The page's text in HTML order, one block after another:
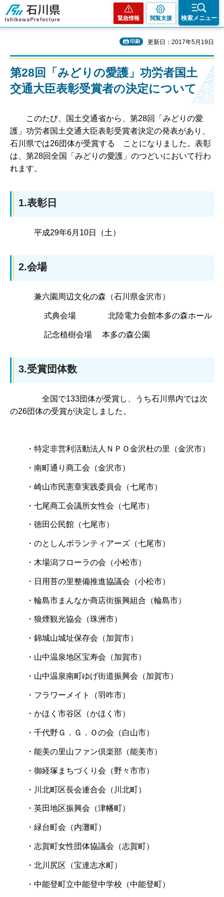
石川県
緊急情報 閲覧支援 検索メニュー
印刷 更新日：2017年5月19日
第28回「みどりの愛護」功労者国土
交通大臣表彰受賞者の決定について
このたび、国土交通省から、第28回「みどりの愛
護」功労者国土交通大臣表彰受賞者決定の発表があり、
石川県では26団体が受賞する ことになりました。表彰
は、第28回全国「みどりの愛護」のつどいにおいて行わ
れます。
1.表彰日
平成29年6月10日（土）
2.会場
兼六園周辺文化の森（石川県金沢市）
式典会場 北陸電力会館本多の森ホール
記念植樹会場 本多の森公園
3.受賞団体数
全国で133団体が受賞し、うち石川県内では次
の26団体の受賞が決定しました。
・特定非営利活動法人ＮＰＯ金沢杜の里（金沢市）
・南町通り商工会（金沢市）
・崎山市民憲章実践委員会（七尾市）
・七尾商工会議所女性会（七尾市）
・徳田公民館（七尾市）
・のとしんボランティアーズ（七尾市）
・木場潟フローラの会（小松市）
・日用苔の里整備推進協議会（小松市）
・輪島市まんなか商店街振興組合（輪島市）
・狼煙観光協会（珠洲市）
・錦城山城址保存会（加賀市）
・山中温泉地区宝寿会（加賀市）
・山中温泉南町ゆげ街道振興会（加賀市）
・フラワーメイト（羽咋市）
・かほく市谷区（かほく市）
・千代野Ｇ．Ｇ．Ｏの会（白山市）
・能美の里山ファン倶楽部（能美市）
・御経塚まちづくり会（野々市市）
・川北町区長会連合会（川北町）
・英田地区振興会（津幡町）
・緑台町会（内灘町）
・志賀町女性団体協議会（志賀町）
・北川尻区（宝達志水町）
・中能登町立中能登中学校（中能登町）